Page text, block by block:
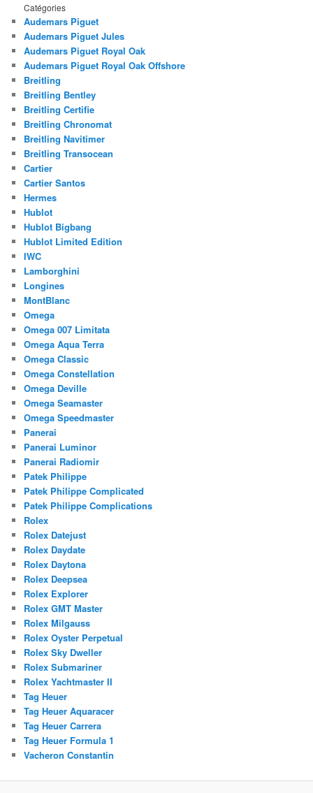
Catégories
Audemars Piguet
Audemars Piguet Jules
Audemars Piguet Royal Oak
Audemars Piguet Royal Oak Offshore
Breitling
Breitling Bentley
Breitling Certifie
Breitling Chronomat
Breitling Navitimer
Breitling Transocean
Cartier
Cartier Santos
Hermes
Hublot
Hublot Bigbang
Hublot Limited Edition
IWC
Lamborghini
Longines
MontBlanc
Omega
Omega 007 Limitata
Omega Aqua Terra
Omega Classic
Omega Constellation
Omega Deville
Omega Seamaster
Omega Speedmaster
Panerai
Panerai Luminor
Panerai Radiomir
Patek Philippe
Patek Philippe Complicated
Patek Philippe Complications
Rolex
Rolex Datejust
Rolex Daydate
Rolex Daytona
Rolex Deepsea
Rolex Explorer
Rolex GMT Master
Rolex Milgauss
Rolex Oyster Perpetual
Rolex Sky Dweller
Rolex Submariner
Rolex Yachtmaster II
Tag Heuer
Tag Heuer Aquaracer
Tag Heuer Carrera
Tag Heuer Formula 1
Vacheron Constantin